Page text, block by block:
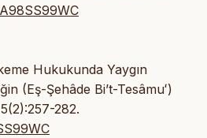
Hukukunda Yaygın
(Eş-Şehâde Bi’t-Tesâmuʻ)
282.